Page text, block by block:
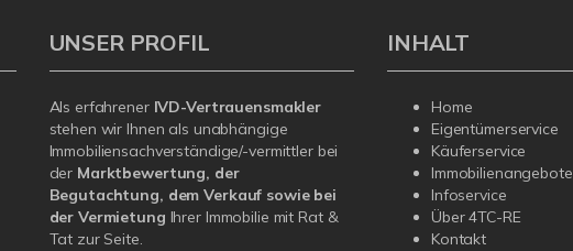
UNSER PROFIL
Als erfahrener IVD-Vertrauensmakler
stehen wir Ihnen als unabhängige
Immobiliensachverständige/-vermittler bei
der Marktbewertung, der
Begutachtung, dem Verkauf sowie bei
der Vermietung Ihrer Immobilie mit Rat &
Tat zur Seite.
INHALT
Home
Eigentümerservice
Käuferservice
Immobilienangebote
Infoservice
Über 4TC-RE
Kontakt